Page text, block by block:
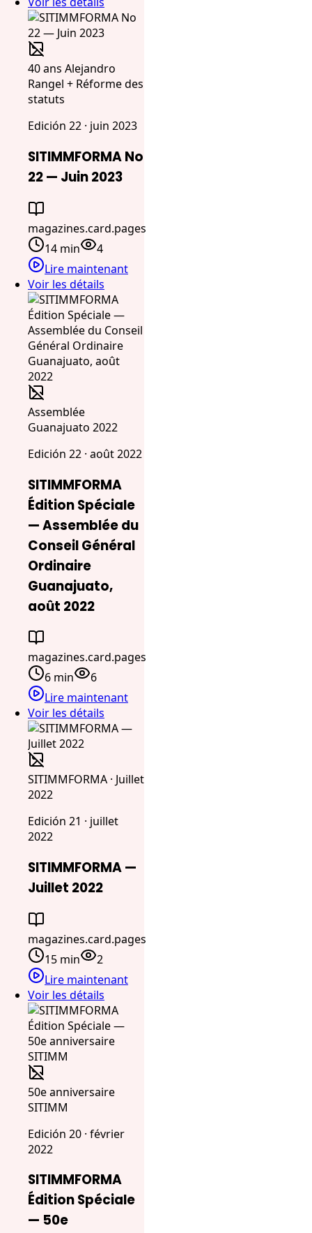
40 ans Alejandro
Rangel + Réforme des
statuts
Edición 22 · juin 2023
SITIMMFORMA No
22 — Juin 2023
magazines.card.pages
14 min
4
Lire maintenant
Voir les détails
Assemblée
Guanajuato 2022
Edición 22 · août 2022
SITIMMFORMA
Édition Spéciale
— Assemblée du
Conseil Général
Ordinaire
Guanajuato,
août 2022
magazines.card.pages
6 min
6
Lire maintenant
Voir les détails
SITIMMFORMA · Juillet
2022
Edición 21 · juillet
2022
SITIMMFORMA —
Juillet 2022
magazines.card.pages
15 min
2
Lire maintenant
Voir les détails
50e anniversaire
SITIMM
Edición 20 · février
2022
SITIMMFORMA
Édition Spéciale
— 50e